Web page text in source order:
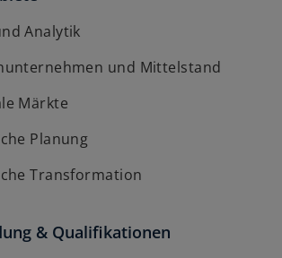
Analytik
und Mittelstand
Märkte
Planung
Transformation
& Qualifikationen